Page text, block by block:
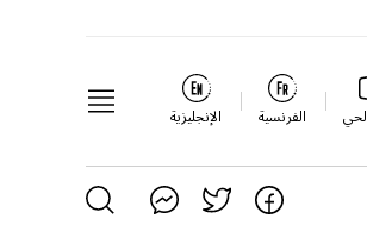
الفرنسية الإنجليزية